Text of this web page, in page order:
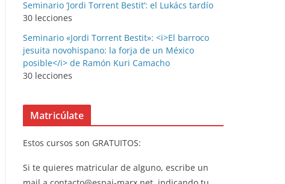
d
e
o
Seminario ‘Jordi Torrent Bestit’: el Lukács tardío
30 lecciones
Seminario «Jordi Torrent Bestit»: <i>El barroco
jesuita novohispano: la forja de un México
posible</i> de Ramón Kuri Camacho
30 lecciones
Matricúlate
Estos cursos son GRATUITOS:
Si te quieres matricular de alguno, escribe un